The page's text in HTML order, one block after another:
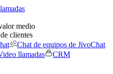
medio
clientes
Chat de equipos de JivoChat
llamadas
CRM